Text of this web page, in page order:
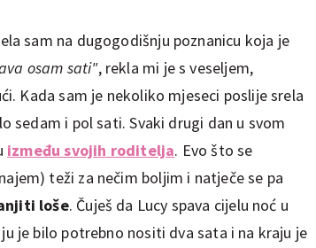
sam na dugogodišnju poznanicu koja je
osam sati", rekla mi je s veseljem,
Kada sam je nekoliko mjeseci poslije srela
sedam i pol sati. Svaki drugi dan u svom
između svojih roditelja. Evo što se
teži za nečim boljim i natječe se pa
loše. Čuješ da Lucy spava cijelu noć u
je bilo potrebno nositi dva sata i na kraju je